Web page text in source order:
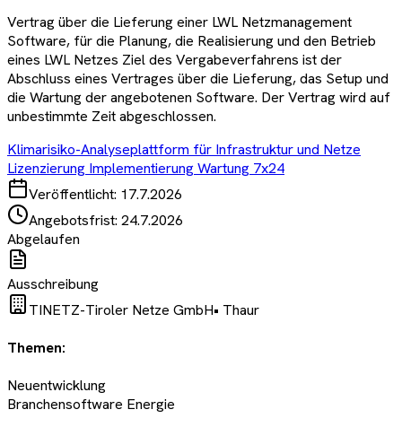
Vertrag über die Lieferung einer LWL Netzmanagement
Software, für die Planung, die Realisierung und den Betrieb
eines LWL Netzes Ziel des Vergabeverfahrens ist der
Abschluss eines Vertrages über die Lieferung, das Setup und
die Wartung der angebotenen Software. Der Vertrag wird auf
unbestimmte Zeit abgeschlossen.
Klimarisiko-Analyseplattform für Infrastruktur und Netze
Lizenzierung Implementierung Wartung 7x24
Veröffentlicht: 17.7.2026
Angebotsfrist: 24.7.2026
Abgelaufen
Ausschreibung
TINETZ-Tiroler Netze GmbH• Thaur
Themen:
Neuentwicklung
Branchensoftware Energie